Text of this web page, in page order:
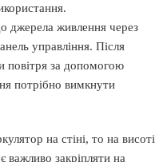
джерела живлення через
управління. Після
повітря за допомогою
потрібно вимкнути
на стіні, то на висоті
важливо закріпляти на